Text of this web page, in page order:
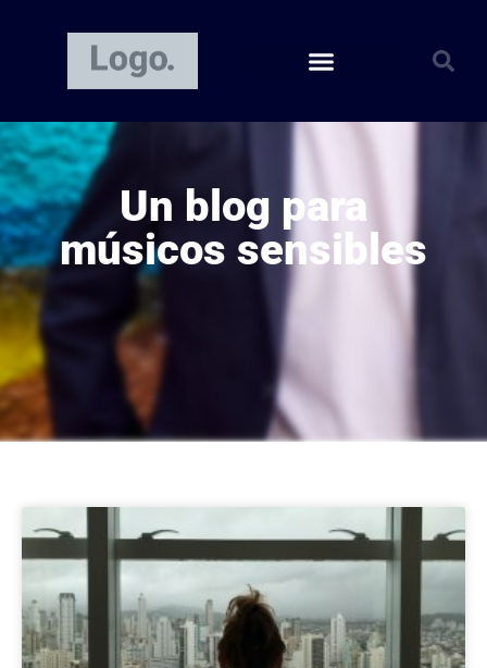
Un blog para
músicos sensibles